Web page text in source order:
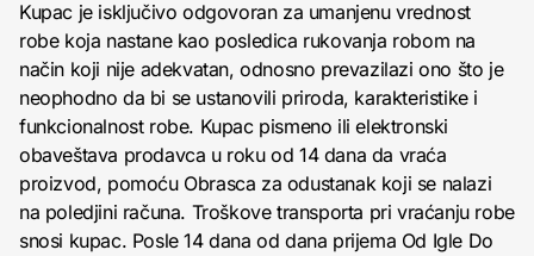
Kupac je isključivo odgovoran za umanjenu vrednost
robe koja nastane kao posledica rukovanja robom na
način koji nije adekvatan, odnosno prevazilazi ono što je
neophodno da bi se ustanovili priroda, karakteristike i
funkcionalnost robe. Kupac pismeno ili elektronski
obaveštava prodavca u roku od 14 dana da vraća
proizvod, pomoću Obrasca za odustanak koji se nalazi
na poledjini računa. Troškove transporta pri vraćanju robe
snosi kupac. Posle 14 dana od dana prijema Od Igle Do